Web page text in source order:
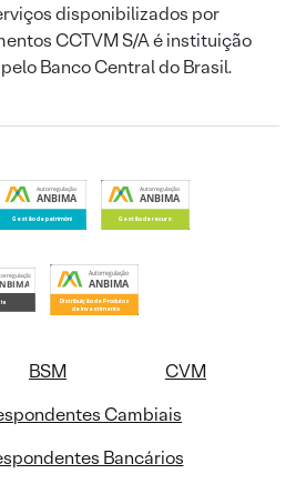
disponibilizados por
CCTVM S/A é instituição
Banco Central do Brasil.
BSM
CVM
Cambiais
Bancários